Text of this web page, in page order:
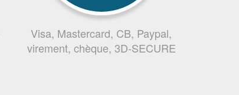
Visa, Mastercard, CB, Paypal,
virement, chèque, 3D-SECURE